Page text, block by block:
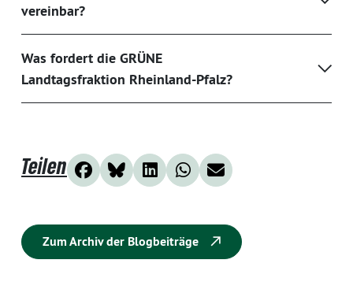
vereinbar?
Was fordert die GRÜNE
Landtagsfraktion Rheinland-Pfalz?
Teilen
Zum Archiv der Blogbeiträge